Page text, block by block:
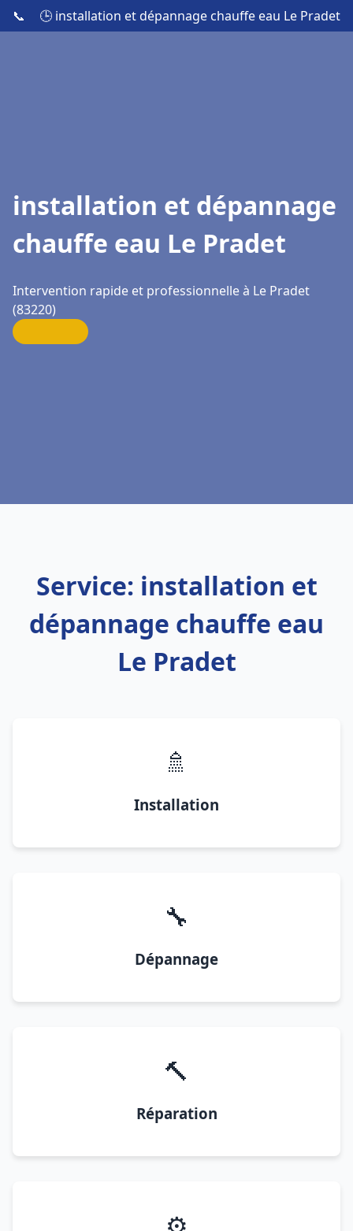
📞 🕒 installation et dépannage chauffe eau Le Pradet
installation et dépannage
chauffe eau Le Pradet
Intervention rapide et professionnelle à Le Pradet
(83220)
Service: installation et
dépannage chauffe eau
Le Pradet
🚿
Installation
🔧
Dépannage
🔨
Réparation